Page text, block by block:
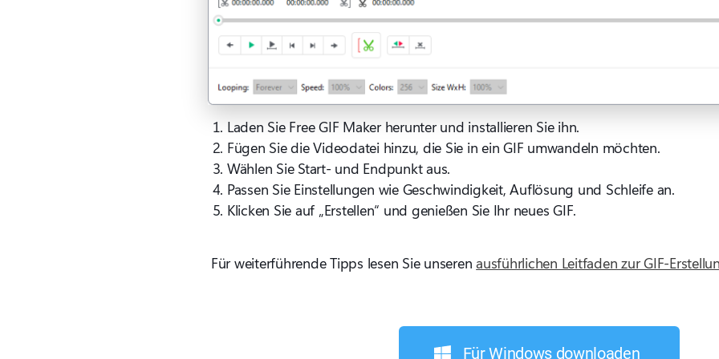
Laden Sie Free GIF Maker herunter und installieren Sie ihn.
Fügen Sie die Videodatei hinzu, die Sie in ein GIF umwandeln möchten.
Wählen Sie Start- und Endpunkt aus.
Passen Sie Einstellungen wie Geschwindigkeit, Auflösung und Schleife an.
Klicken Sie auf „Erstellen“ und genießen Sie Ihr neues GIF.
Für weiterführende Tipps lesen Sie unserenausführlichen Leitfaden zur GIF-
Für Windows downloaden